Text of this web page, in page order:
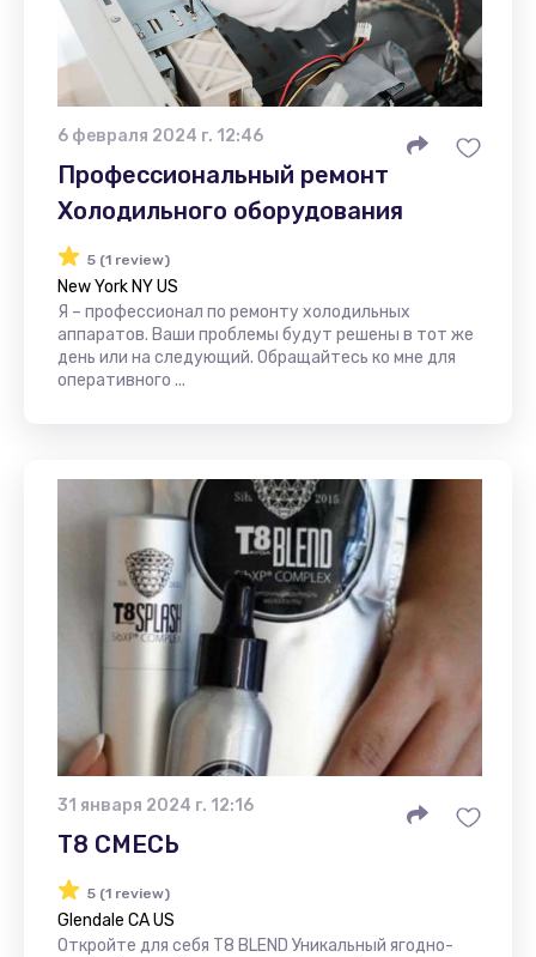
6 февраля 2024 г. 12:46
Профессиональный ремонт
Холодильного оборудования
5 (1 review)
New York NY US
Я – профессионал по ремонту холодильных
аппаратов. Ваши проблемы будут решены в тот же
день или на следующий. Обращайтесь ко мне для
оперативного ...
31 января 2024 г. 12:16
Т8 СМЕСЬ
5 (1 review)
Glendale CA US
Откройте для себя T8 BLEND Уникальный ягодно-